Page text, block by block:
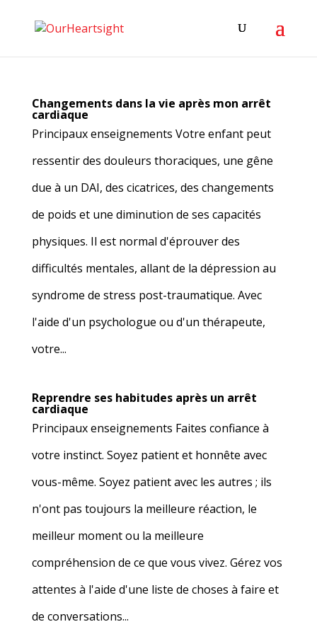
Changements dans la vie après mon arrêt
cardiaque
Principaux enseignements Votre enfant peut
ressentir des douleurs thoraciques, une gêne
due à un DAI, des cicatrices, des changements
de poids et une diminution de ses capacités
physiques. Il est normal d'éprouver des
difficultés mentales, allant de la dépression au
syndrome de stress post-traumatique. Avec
l'aide d'un psychologue ou d'un thérapeute,
votre...
Reprendre ses habitudes après un arrêt
cardiaque
Principaux enseignements Faites confiance à
votre instinct. Soyez patient et honnête avec
vous-même. Soyez patient avec les autres ; ils
n'ont pas toujours la meilleure réaction, le
meilleur moment ou la meilleure
compréhension de ce que vous vivez. Gérez vos
attentes à l'aide d'une liste de choses à faire et
de conversations...